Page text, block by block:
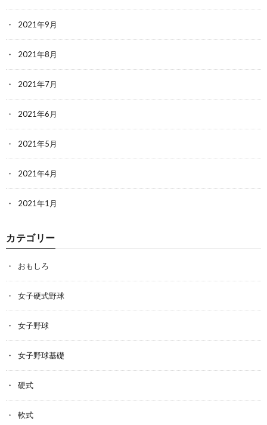
2021年9月
2021年8月
2021年7月
2021年6月
2021年5月
2021年4月
2021年1月
カテゴリー
おもしろ
女子硬式野球
女子野球
女子野球基礎
硬式
軟式